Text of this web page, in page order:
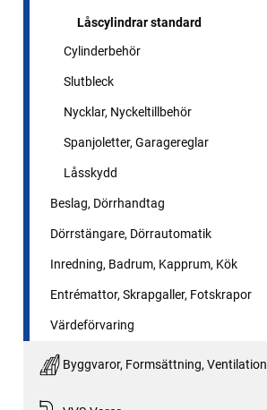
Låscylindrar standard
Cylinderbehör
Slutbleck
Nycklar, Nyckeltillbehör
Spanjoletter, Garagereglar
Låsskydd
Beslag, Dörrhandtag
Dörrstängare, Dörrautomatik
Inredning, Badrum, Kapprum, Kök
Entrémattor, Skrapgaller, Fotskrapor
Värdeförvaring
Byggvaror, Formsättning, Ventilation